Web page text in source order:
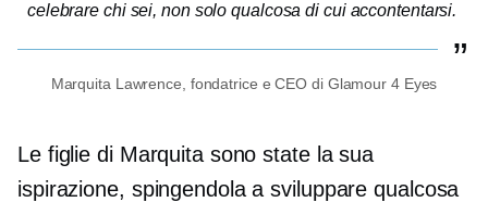
celebrare chi sei, non solo qualcosa di cui accontentarsi.
Marquita Lawrence, fondatrice e CEO di Glamour 4 Eyes
Le figlie di Marquita sono state la sua
ispirazione, spingendola a sviluppare qualcosa